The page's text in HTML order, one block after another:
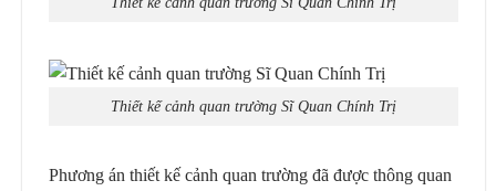
Thiết kế cảnh quan trường Sĩ Quan Chính Trị
Phương án thiết kế cảnh quan trường đã được thông quan